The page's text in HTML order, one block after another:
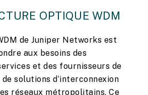
OPTIQUE WDM
de Juniper Networks est
aux besoins des
et des fournisseurs de
solutions d’interconnexion
réseaux métropolitains. Ce